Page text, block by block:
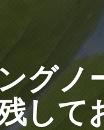
グノ
して